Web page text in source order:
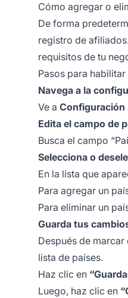
Cómo agregar o
De forma
registro de
requisitos de tu
Pasos para
Navega a la
Ve a
Edita el campo de
Busca el campo
Selecciona o
En la lista que
Para agregar un
Para eliminar un
Guarda tus
Después de
lista de países.
Haz clic en
Luego, haz clic en